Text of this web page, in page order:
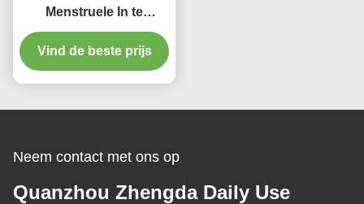
Menstruele In te
ademen Stootkussens
van de Maandverband
Vrouwelijke Zware
Vind de beste prijs
Neem contact met ons op
Quanzhou Zhengda Daily Use